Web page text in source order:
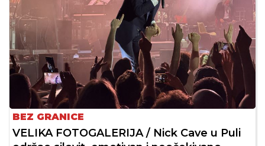
BEZ GRANICE
VELIKA FOTOGALERIJA / Nick Cave u Puli